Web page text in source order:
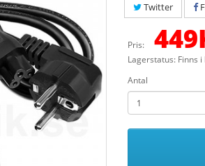
Twitter
Pris: 449
Lagerstatus: Finns
Antal